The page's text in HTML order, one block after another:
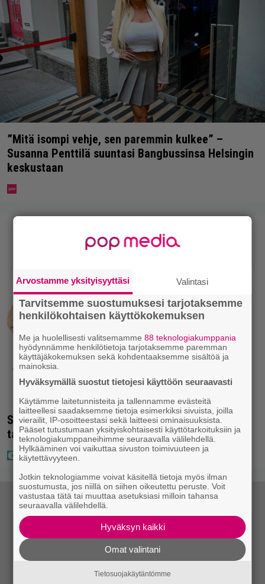
”Mitä isompi vehje, sen paremmin kulkee” –
Susanna Penttilä suuntasi Bangbussinsa Helsingin
keskustaan
Seiska: Laulaja Frederik lyttäsi Eput – johan oli
taas kielen käyttöä
Arvostamme yksityisyyttäsi Valintasi
Tarvitsemme suostumuksesi tarjotaksemme
henkilökohtaisen käyttökokemuksen
Me ja huolellisesti valitsemamme88 teknologiakumppania
hyödynnämme henkilötietoja tarjotaksemme paremman
käyttäjäkokemuksen sekä kohdentaaksemme sisältöä ja
mainoksia.
Hyväksymällä suostut tietojesi käyttöön seuraavasti
Käytämme laitetunnisteita ja tallennamme evästeitä
laitteellesi saadaksemme tietoja esimerkiksi sivuista, joilla
vierailit, IP-osoitteestasi sekä laitteesi ominaisuuksista.
Pääset tutustumaan yksityiskohtaisesti käyttötarkoituksiin ja
teknologiakumppaneihimme seuraavalla välilehdellä.
Hylkääminen voi vaikuttaa sivuston toimivuuteen ja
käytettävyyteen.
Jotkin teknologiamme voivat käsitellä tietoja myös ilman
suostumusta, jos niillä on siihen oikeutettu peruste. Voit
vastustaa tätä tai muuttaa asetuksiasi milloin tahansa
seuraavalla välilehdellä.
Hyväksyn kaikki
Omat valintani
Tietosuojakäytäntömme